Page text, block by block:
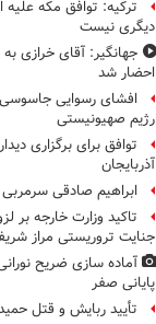
ترکیه: توافق مکه علیه
دیگری نیست
جهانگیر: آقای خرازی به
احضار شد
افشای رسوایی
رژیم صهیونیستی
توافق برای برگزاری
آذربایجان
ابراهیم صادقی
تاکید وزارت خارجه بر
جنایت تروریستی مراز
آماده سازی ضریح نورانی
پایانی صفر
تأیید ربایش و قتل